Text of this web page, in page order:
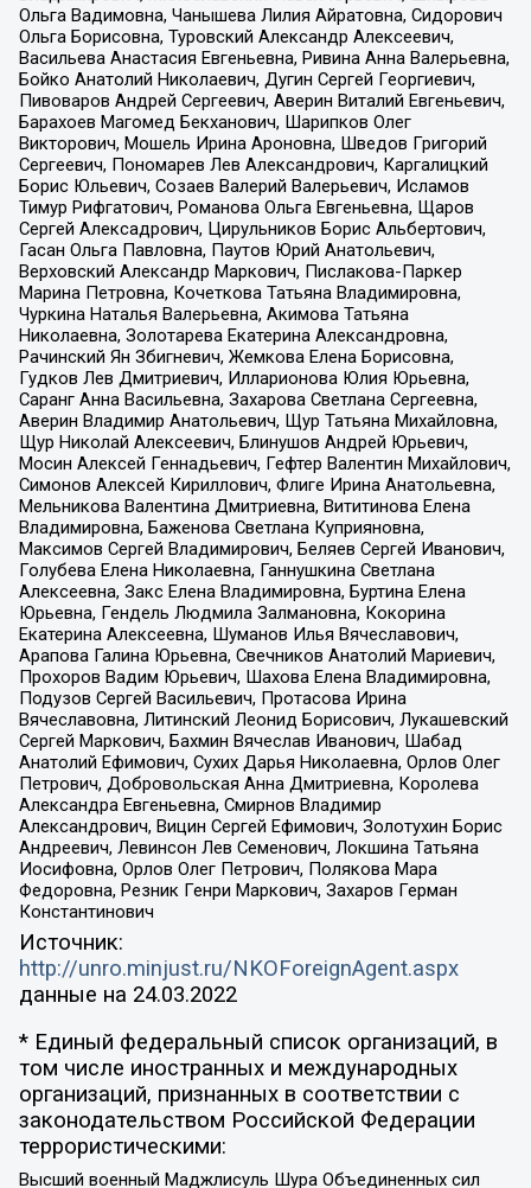
Ольга Вадимовна, Чанышева Лилия Айратовна, Сидорович
Ольга Борисовна, Туровский Александр Алексеевич,
Васильева Анастасия Евгеньевна, Ривина Анна Валерьевна,
Бойко Анатолий Николаевич, Дугин Сергей Георгиевич,
Пивоваров Андрей Сергеевич, Аверин Виталий Евгеньевич,
Барахоев Магомед Бекханович, Шарипков Олег
Викторович, Мошель Ирина Ароновна, Шведов Григорий
Сергеевич, Пономарев Лев Александрович, Каргалицкий
Борис Юльевич, Созаев Валерий Валерьевич, Исламов
Тимур Рифгатович, Романова Ольга Евгеньевна, Щаров
Сергей Алексадрович, Цирульников Борис Альбертович,
Гасан Ольга Павловна, Паутов Юрий Анатольевич,
Верховский Александр Маркович, Пислакова-Паркер
Марина Петровна, Кочеткова Татьяна Владимировна,
Чуркина Наталья Валерьевна, Акимова Татьяна
Николаевна, Золотарева Екатерина Александровна,
Рачинский Ян Збигневич, Жемкова Елена Борисовна,
Гудков Лев Дмитриевич, Илларионова Юлия Юрьевна,
Саранг Анна Васильевна, Захарова Светлана Сергеевна,
Аверин Владимир Анатольевич, Щур Татьяна Михайловна,
Щур Николай Алексеевич, Блинушов Андрей Юрьевич,
Мосин Алексей Геннадьевич, Гефтер Валентин Михайлович,
Симонов Алексей Кириллович, Флиге Ирина Анатольевна,
Мельникова Валентина Дмитриевна, Вититинова Елена
Владимировна, Баженова Светлана Куприяновна,
Максимов Сергей Владимирович, Беляев Сергей Иванович,
Голубева Елена Николаевна, Ганнушкина Светлана
Алексеевна, Закс Елена Владимировна, Буртина Елена
Юрьевна, Гендель Людмила Залмановна, Кокорина
Екатерина Алексеевна, Шуманов Илья Вячеславович,
Арапова Галина Юрьевна, Свечников Анатолий Мариевич,
Прохоров Вадим Юрьевич, Шахова Елена Владимировна,
Подузов Сергей Васильевич, Протасова Ирина
Вячеславовна, Литинский Леонид Борисович, Лукашевский
Сергей Маркович, Бахмин Вячеслав Иванович, Шабад
Анатолий Ефимович, Сухих Дарья Николаевна, Орлов Олег
Петрович, Добровольская Анна Дмитриевна, Королева
Александра Евгеньевна, Смирнов Владимир
Александрович, Вицин Сергей Ефимович, Золотухин Борис
Андреевич, Левинсон Лев Семенович, Локшина Татьяна
Иосифовна, Орлов Олег Петрович, Полякова Мара
Федоровна, Резник Генри Маркович, Захаров Герман
Константинович
Источник:
http://unro.minjust.ru/NKOForeignAgent.aspx
данные на 24.03.2022
* Единый федеральный список организаций, в
том числе иностранных и международных
организаций, признанных в соответствии с
законодательством Российской Федерации
террористическими:
Высший военный Маджлисуль Шура Объединенных сил